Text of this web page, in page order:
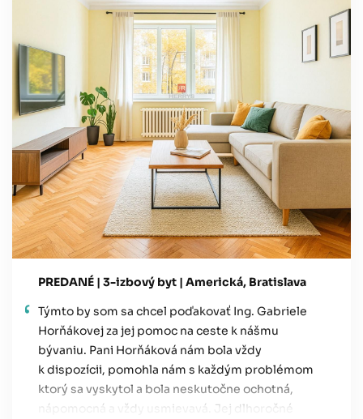
PREDANÉ | 3-izbový byt | Americká, Bratislava
Týmto by som sa chcel poďakovať Ing. Gabriele
Horňákovej za jej pomoc na ceste k nášmu
bývaniu. Pani Horňáková nám bola vždy
k dispozícii, pomohla nám s každým problémom
ktorý sa vyskytol a bola neskutočne ochotná,
nápomocná a vždy usmievavá. Jej dlhoročné